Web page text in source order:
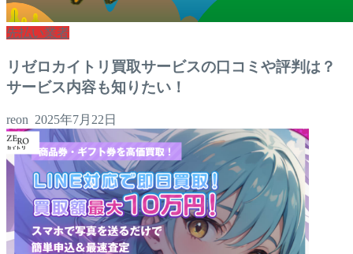
先払い業者
リゼロカイトリ買取サービスの口コミや評判は？
サービス内容も知りたい！
reon 2025年7月22日